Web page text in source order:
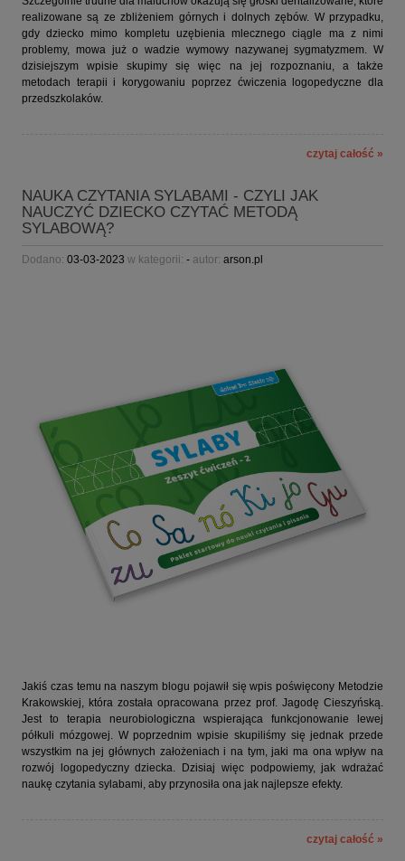
realizowane są ze zbliżeniem górnych i dolnych zębów. W przypadku,
gdy dziecko mimo kompletu uzębienia mlecznego ciągle ma z nimi
problemy, mowa już o wadzie wymowy nazywanej sygmatyzmem. W
dzisiejszym wpisie skupimy się więc na jej rozpoznaniu, a także
metodach terapii i korygowaniu poprzez ćwiczenia logopedyczne dla
przedszkolaków.
czytaj całość »
NAUKA CZYTANIA SYLABAMI - CZYLI JAK
NAUCZYĆ DZIECKO CZYTAĆ METODĄ
SYLABOWĄ?
Dodano: 03-03-2023 w kategorii: - autor: arson.pl
Jakiś czas temu na naszym blogu pojawił się wpis poświęcony Metodzie
Krakowskiej, która została opracowana przez prof. Jagodę Cieszyńską.
Jest to terapia neurobiologiczna wspierająca funkcjonowanie lewej
półkuli mózgowej. W poprzednim wpisie skupiliśmy się jednak przede
wszystkim na jej głównych założeniach i na tym, jaki ma ona wpływ na
rozwój logopedyczny dziecka. Dzisiaj więc podpowiemy, jak wdrażać
naukę czytania sylabami, aby przynosiła ona jak najlepsze efekty.
czytaj całość »